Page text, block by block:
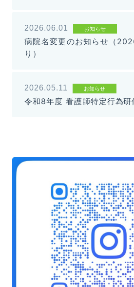
2026.06.01 お知らせ
病院名変更のお知らせ（
り）
2026.05.11 お知らせ
令和8年度 看護師特定行為研